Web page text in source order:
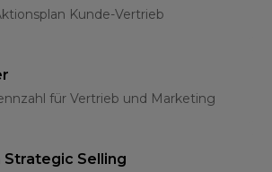
Kunde-Vertrieb
für Vertrieb und Marketing
Strategic Selling